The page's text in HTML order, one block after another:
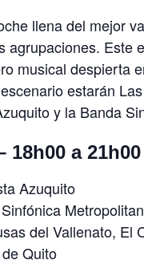
llena del mejor
agrupaciones. Este
musical despierta
estarán
y la Banda
18h00 a 21h00
Azuquito
del Vallenato, El
Quito